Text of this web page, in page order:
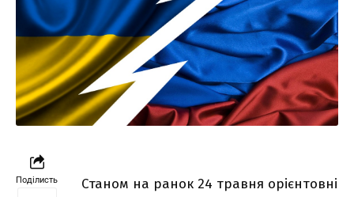
Поділисть
Станом на ранок 24 травня орієнтовні